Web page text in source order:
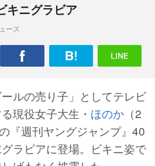
キニグラビア
ース
ルの売り子」としてテレビ
現役女子大生・ ほのか （2
『週刊ヤングジャンプ』40
ラビアに登場。ビキニ姿で